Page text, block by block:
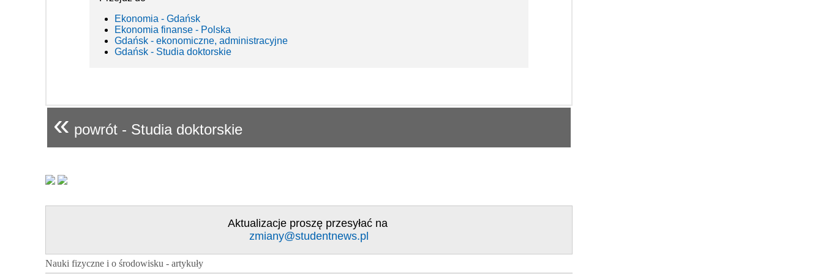
Ekonomia - Gdańsk
Ekonomia finanse - Polska
Gdańsk - ekonomiczne, administracyjne
Gdańsk - Studia doktorskie
« powrót - Studia doktorskie
Aktualizacje proszę przesyłać na
zmiany@studentnews.pl
Nauki fizyczne i o środowisku - artykuły